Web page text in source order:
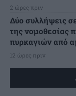
2 ώρες πριν
Δύο συλλήψεις
της νομοθεσίας
πυρκαγιών από
12 ώρες πριν